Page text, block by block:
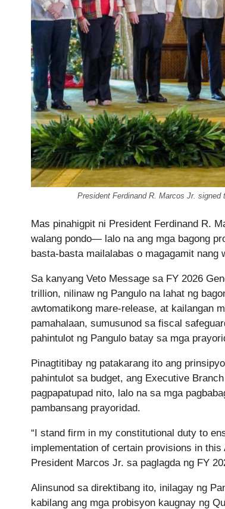
President Ferdinand R. Marcos Jr.
Mas pinahigpit ni President Ferdinand R.
walang pondo— lalo na ang mga bagong
basta-basta mailalabas o magagamit nang
Sa kanyang Veto Message sa FY 2026
trillion, nilinaw ng Pangulo na lahat ng
awtomatikong mare-release, at kailangan
pamahalaan, sumusunod sa fiscal
pahintulot ng Pangulo batay sa mga
Pinagtitibay ng patakarang ito ang
pahintulot sa budget, ang Executive
pagpapatupad nito, lalo na sa mga
pambansang prayoridad.
“I stand firm in my constitutional duty to
implementation of certain provisions in
President Marcos Jr. sa paglagda ng FY
Alinsunod sa direktibang ito, inilagay ng
kabilang ang mga probisyon kaugnay ng